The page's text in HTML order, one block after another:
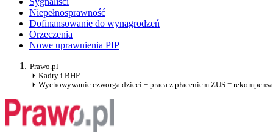
Niepełnosprawność
Dofinansowanie do wynagrodzeń
Orzeczenia
Nowe uprawnienia PIP
Prawo.pl
Kadry i BHP
Wychowywanie czworga dzieci + praca z płaceniem ZUS =